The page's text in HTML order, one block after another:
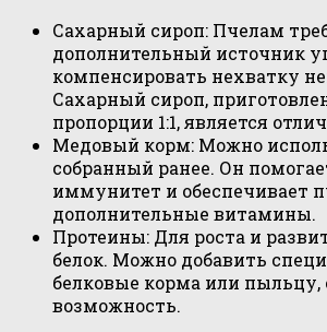
Сахарный сироп: Пчелам
дополнительный источник
компенсировать нехватку
Сахарный сироп,
пропорции 1:1, является
Медовый корм: Можно
собранный ранее. Он
иммунитет и обеспечивает
дополнительные витамины.
Протеины: Для роста и
белок. Можно добавить
белковые корма или пыльцу,
возможность.